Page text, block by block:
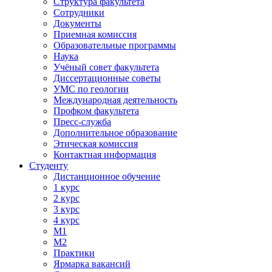
Сотрудники
Документы
Приемная комиссия
Образовательные программы
Наука
Учёный совет факультета
Диссертационные советы
УМС по геологии
Международная деятельность
Профком факультета
Пресс-служба
Дополнительное образование
Этическая комиссия
Контактная информация
Студенту
Дистанционное обучение
1 курс
2 курс
3 курс
4 курс
М1
М2
Практики
Ярмарка вакансий